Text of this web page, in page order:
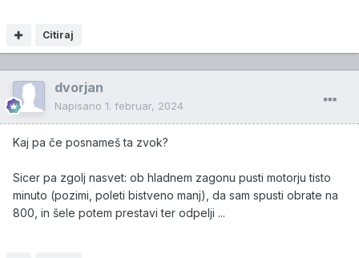
Citiraj
dvorjan
Napisano 1. februar, 2024
Kaj pa če posnameš ta zvok?
Sicer pa zgolj nasvet: ob hladnem zagonu pusti motorju tisto
minuto (pozimi, poleti bistveno manj), da sam spusti obrate na
800, in šele potem prestavi ter odpelji ...